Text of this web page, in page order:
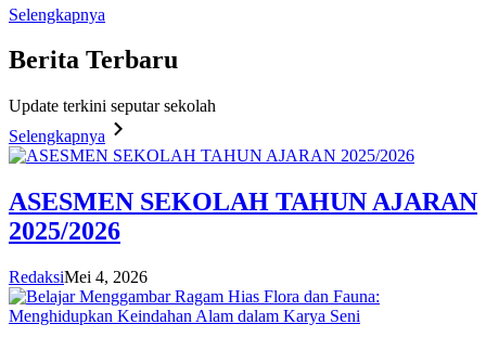
Selengkapnya
Berita Terbaru
Update terkini seputar sekolah
Selengkapnya
ASESMEN SEKOLAH TAHUN AJARAN
2025/2026
RedaksiMei 4, 2026